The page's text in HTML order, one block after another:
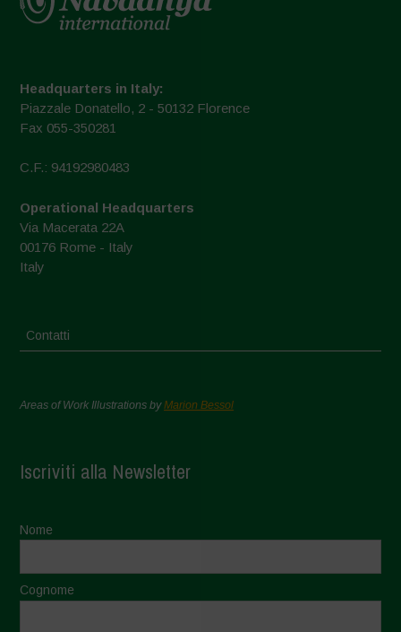
Headquarters in Italy:
Piazzale Donatello, 2 - 50132 Florence
Fax 055-350281
C.F.: 94192980483
Operational Headquarters
Via Macerata 22A
00176 Rome - Italy
Italy
Contatti
Areas of Work Illustrations byMarion Bessol
Iscriviti alla Newsletter
Nome
Cognome